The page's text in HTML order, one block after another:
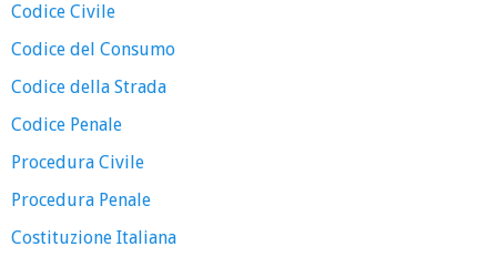
Codice Civile
Codice del Consumo
Codice della Strada
Codice Penale
Procedura Civile
Procedura Penale
Costituzione Italiana